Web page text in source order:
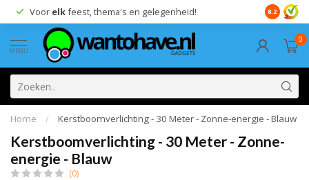
Voor elkfeest, thema's en gelegenheid! 8.2
MENU
0
Home / Kerstboomverlichting - 30 Meter - Zonne-energie - Blauw
Kerstboomverlichting - 30 Meter - Zonne-
energie - Blauw
(0)